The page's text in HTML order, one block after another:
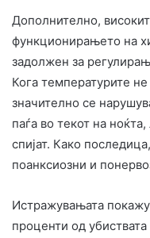
Дополнително,
функционирањето на
задолжен за
Кога температурите
значително се
паѓа во текот на
спијат. Како
поанксиозни и
Истражувањата
проценти од